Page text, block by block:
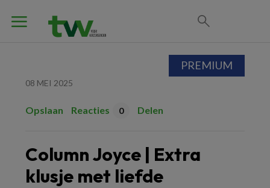
08 MEI 2025
Opslaan Reacties 0 Delen
Column Joyce | Extra
klusje met liefde
PREMIUM